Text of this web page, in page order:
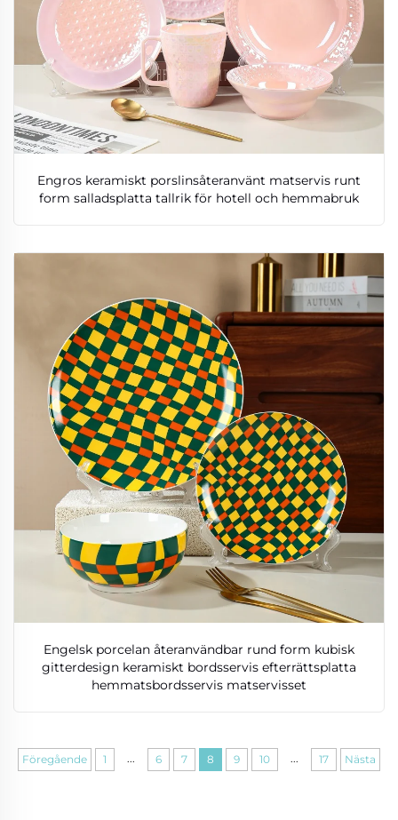
Engros keramiskt porslinsåteranvänt matservis runt
form salladsplatta tallrik för hotell och hemmabruk
Engelsk porcelan återanvändbar rund form kubisk
gitterdesign keramiskt bordsservis efterrättsplatta
hemmatsbordsservis matservisset
Föregående 1 ... 6 7 8 9 10 ... 17 Nästa